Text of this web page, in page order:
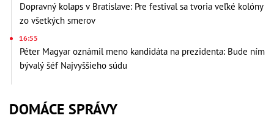
Dopravný kolaps v Bratislave: Pre festival sa tvoria veľké kolóny
zo všetkých smerov
16:55
Péter Magyar oznámil meno kandidáta na prezidenta: Bude ním
bývalý šéf Najvyššieho súdu
DOMÁCE SPRÁVY